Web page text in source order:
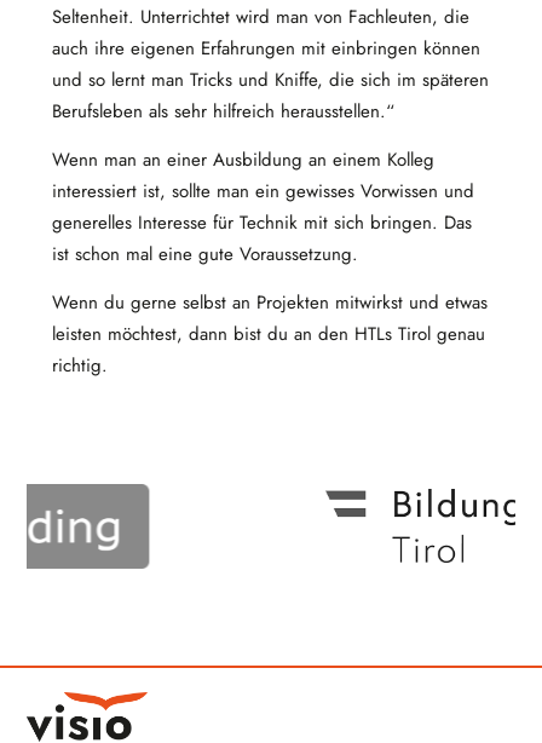
Seltenheit. Unterrichtet wird man von Fachleuten, die
auch ihre eigenen Erfahrungen mit einbringen können
und so lernt man Tricks und Kniffe, die sich im späteren
Berufsleben als sehr hilfreich herausstellen.“
Wenn man an einer Ausbildung an einem Kolleg
interessiert ist, sollte man ein gewisses Vorwissen und
generelles Interesse für Technik mit sich bringen. Das
ist schon mal eine gute Voraussetzung.
Wenn du gerne selbst an Projekten mitwirkst und etwas
leisten möchtest, dann bist du an den HTLs Tirol genau
richtig.